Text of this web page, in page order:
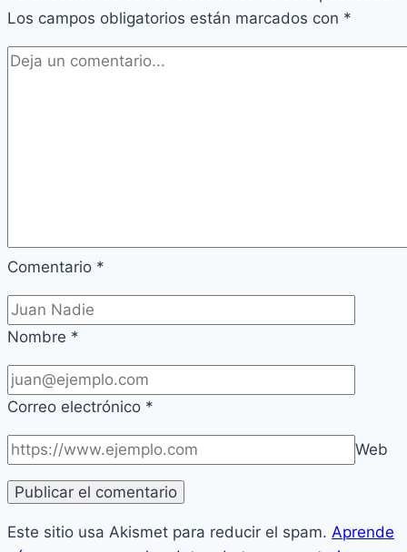
Los campos obligatorios están marcados con *
Comentario *
Nombre *
Correo electrónico *
Web
Este sitio usa Akismet para reducir el spam. Aprende